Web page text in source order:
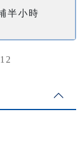
半小時